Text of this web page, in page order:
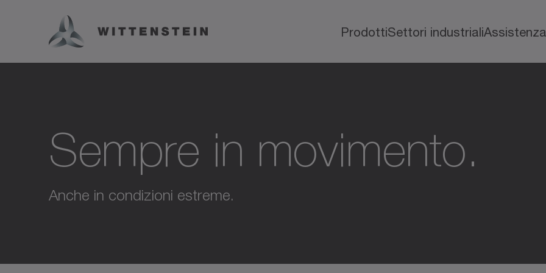
ProdottiSettori industrialiAssistenza
Sempre in movimento.
Anche in condizioni estreme.